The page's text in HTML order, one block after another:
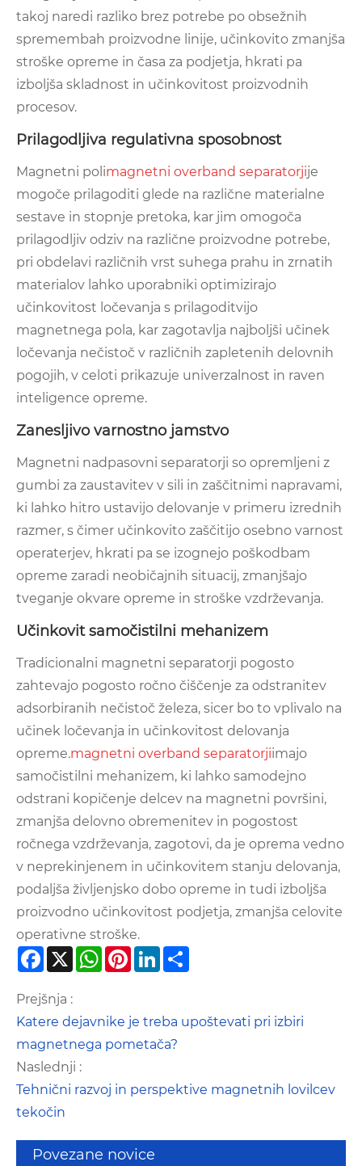
takoj naredi razliko brez potrebe po obsežnih
spremembah proizvodne linije, učinkovito zmanjša
stroške opreme in časa za podjetja, hkrati pa
izboljša skladnost in učinkovitost proizvodnih
procesov.
Prilagodljiva regulativna sposobnost
Magnetni polimagnetni overband separatorjije
mogoče prilagoditi glede na različne materialne
sestave in stopnje pretoka, kar jim omogoča
prilagodljiv odziv na različne proizvodne potrebe,
pri obdelavi različnih vrst suhega prahu in zrnatih
materialov lahko uporabniki optimizirajo
učinkovitost ločevanja s prilagoditvijo
magnetnega pola, kar zagotavlja najboljši učinek
ločevanja nečistoč v različnih zapletenih delovnih
pogojih, v celoti prikazuje univerzalnost in raven
inteligence opreme.
Zanesljivo varnostno jamstvo
Magnetni nadpasovni separatorji so opremljeni z
gumbi za zaustavitev v sili in zaščitnimi napravami,
ki lahko hitro ustavijo delovanje v primeru izrednih
razmer, s čimer učinkovito zaščitijo osebno varnost
operaterjev, hkrati pa se izognejo poškodbam
opreme zaradi neobičajnih situacij, zmanjšajo
tveganje okvare opreme in stroške vzdrževanja.
Učinkovit samočistilni mehanizem
Tradicionalni magnetni separatorji pogosto
zahtevajo pogosto ročno čiščenje za odstranitev
adsorbiranih nečistoč železa, sicer bo to vplivalo na
učinek ločevanja in učinkovitost delovanja
opreme.magnetni overband separatorjiimajo
samočistilni mehanizem, ki lahko samodejno
odstrani kopičenje delcev na magnetni površini,
zmanjša delovno obremenitev in pogostost
ročnega vzdrževanja, zagotovi, da je oprema vedno
v neprekinjenem in učinkovitem stanju delovanja,
podaljša življenjsko dobo opreme in tudi izboljša
proizvodno učinkovitost podjetja, zmanjša celovite
operativne stroške.
Facebook
X WhatsApp
PinterestLinkedIn
Prejšnja :
Katere dejavnike je treba upoštevati pri izbiri
magnetnega pometača?
Naslednji :
Tehnični razvoj in perspektive magnetnih lovilcev
tekočin
Povezane novice